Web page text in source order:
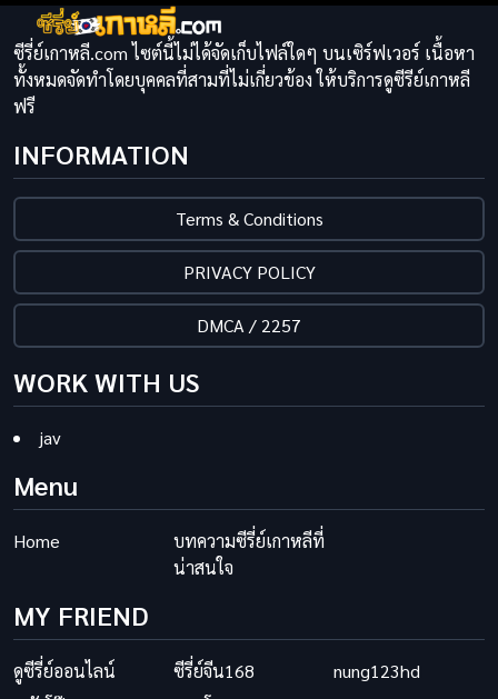
ซีรี่ย์เกาหลี.com ไซต์นี้ไม่ได้จัดเก็บไฟล์ใดๆ บนเซิร์ฟเวอร์ เนื้อหา
ทั้งหมดจัดทำโดยบุคคลที่สามที่ไม่เกี่ยวข้อง ให้บริการดูซีรีย์เกาหลี
ฟรี
INFORMATION
Terms & Conditions
PRIVACY POLICY
DMCA / 2257
WORK WITH US
jav
Menu
Home
บทความซีรี่ย์เกาหลีที่
น่าสนใจ
MY FRIEND
ดูซีรี่ย์ออนไลน์ ซีรี่ย์จีน168
nung123hd